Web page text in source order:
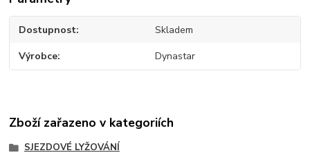
Dostupnost Skladem
Výrobce Dynastar
Zboží zařazeno v kategoriích
SJEZDOVÉ LYŽOVÁNÍ